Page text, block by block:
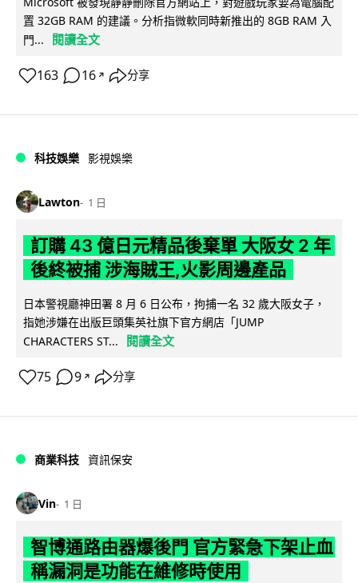
置 32GB RAM 的建議。分析指微軟同時新推出的 8GB RAM 入
門...
閱讀全文
163 16 ↗ 分享
科技娛樂 影視娛樂
Lawton 1 日
訂購 43 億日元精品後棄單 大阪女 2 年
後終被捕 涉海賊王,火影周邊產品
日本警視廳神田署 8 月 6 日公布，拘捕一名 32 歲大阪女子，
指她涉嫌在出版巨頭集英社旗下官方網店「JUMP
CHARACTERS ST...
閱讀全文
75 9 ↗ 分享
商業科技 資訊保安
Vin 1 日
智博通路由器爆後門 官方緊急下架止血
稱漏洞是功能在維修時使用